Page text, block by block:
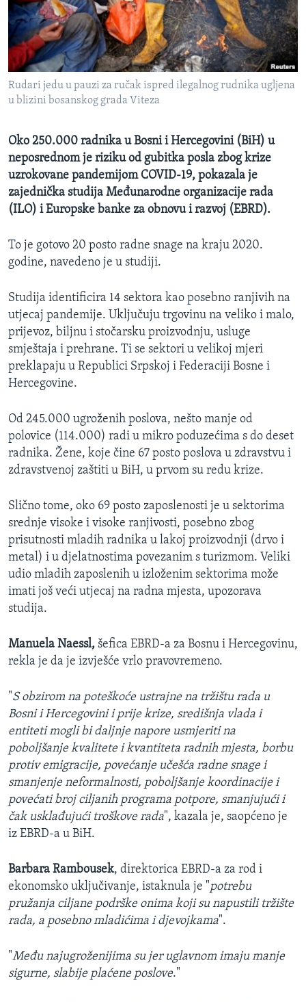
MAGAZIN
O GLASU AMERIKE
Learning English
Jezici
Rudari jedu u pauzi za ručak ispred ilegalnog rudnika ugljena
u blizini bosanskog grada Viteza
Oko 250.000 radnika u Bosni i Hercegovini (BiH) u
neposrednom je riziku od gubitka posla zbog krize
uzrokovane pandemijom COVID-19, pokazala je
zajednička studija Međunarodne organizacije rada
(ILO) i Europske banke za obnovu i razvoj (EBRD).
To je gotovo 20 posto radne snage na kraju 2020.
godine, navedeno je u studiji.
Studija identificira 14 sektora kao posebno ranjivih na
utjecaj pandemije. Uključuju trgovinu na veliko i malo,
prijevoz, biljnu i stočarsku proizvodnju, usluge
smještaja i prehrane. Ti se sektori u velikoj mjeri
preklapaju u Republici Srpskoj i Federaciji Bosne i
Hercegovine.
Od 245.000 ugroženih poslova, nešto manje od
polovice (114.000) radi u mikro poduzećima s do deset
radnika. Žene, koje čine 67 posto poslova u zdravstvu i
zdravstvenoj zaštiti u BiH, u prvom su redu krize.
Slično tome, oko 69 posto zaposlenosti je u sektorima
srednje visoke i visoke ranjivosti, posebno zbog
prisutnosti mladih radnika u lakoj proizvodnji (drvo i
metal) i u djelatnostima povezanim s turizmom. Veliki
udio mladih zaposlenih u izloženim sektorima može
imati još veći utjecaj na radna mjesta, upozorava
studija.
Manuela Naessl, šefica EBRD-a za Bosnu i Hercegovinu,
rekla je da je izvješće vrlo pravovremeno.
"S obzirom na poteškoće ustrajne na tržištu rada u
Bosni i Hercegovini i prije krize, središnja vlada i
entiteti mogli bi daljnje napore usmjeriti na
poboljšanje kvalitete i kvantiteta radnih mjesta, borbu
protiv emigracije, povećanje učešća radne snage i
smanjenje neformalnosti, poboljšanje koordinacije i
povećati broj ciljanih programa potpore, smanjujući i
čak usklađujući troškove rada", kazala je, saopćeno je
iz EBRD-a u BiH.
Barbara Rambousek, direktorica EBRD-a za rod i
ekonomsko uključivanje, istaknula je "potrebu
pružanja ciljane podrške onima koji su napustili tržište
rada, a posebno mladićima i djevojkama".
"Među najugroženijima su jer uglavnom imaju manje
sigurne, slabije plaćene poslove."